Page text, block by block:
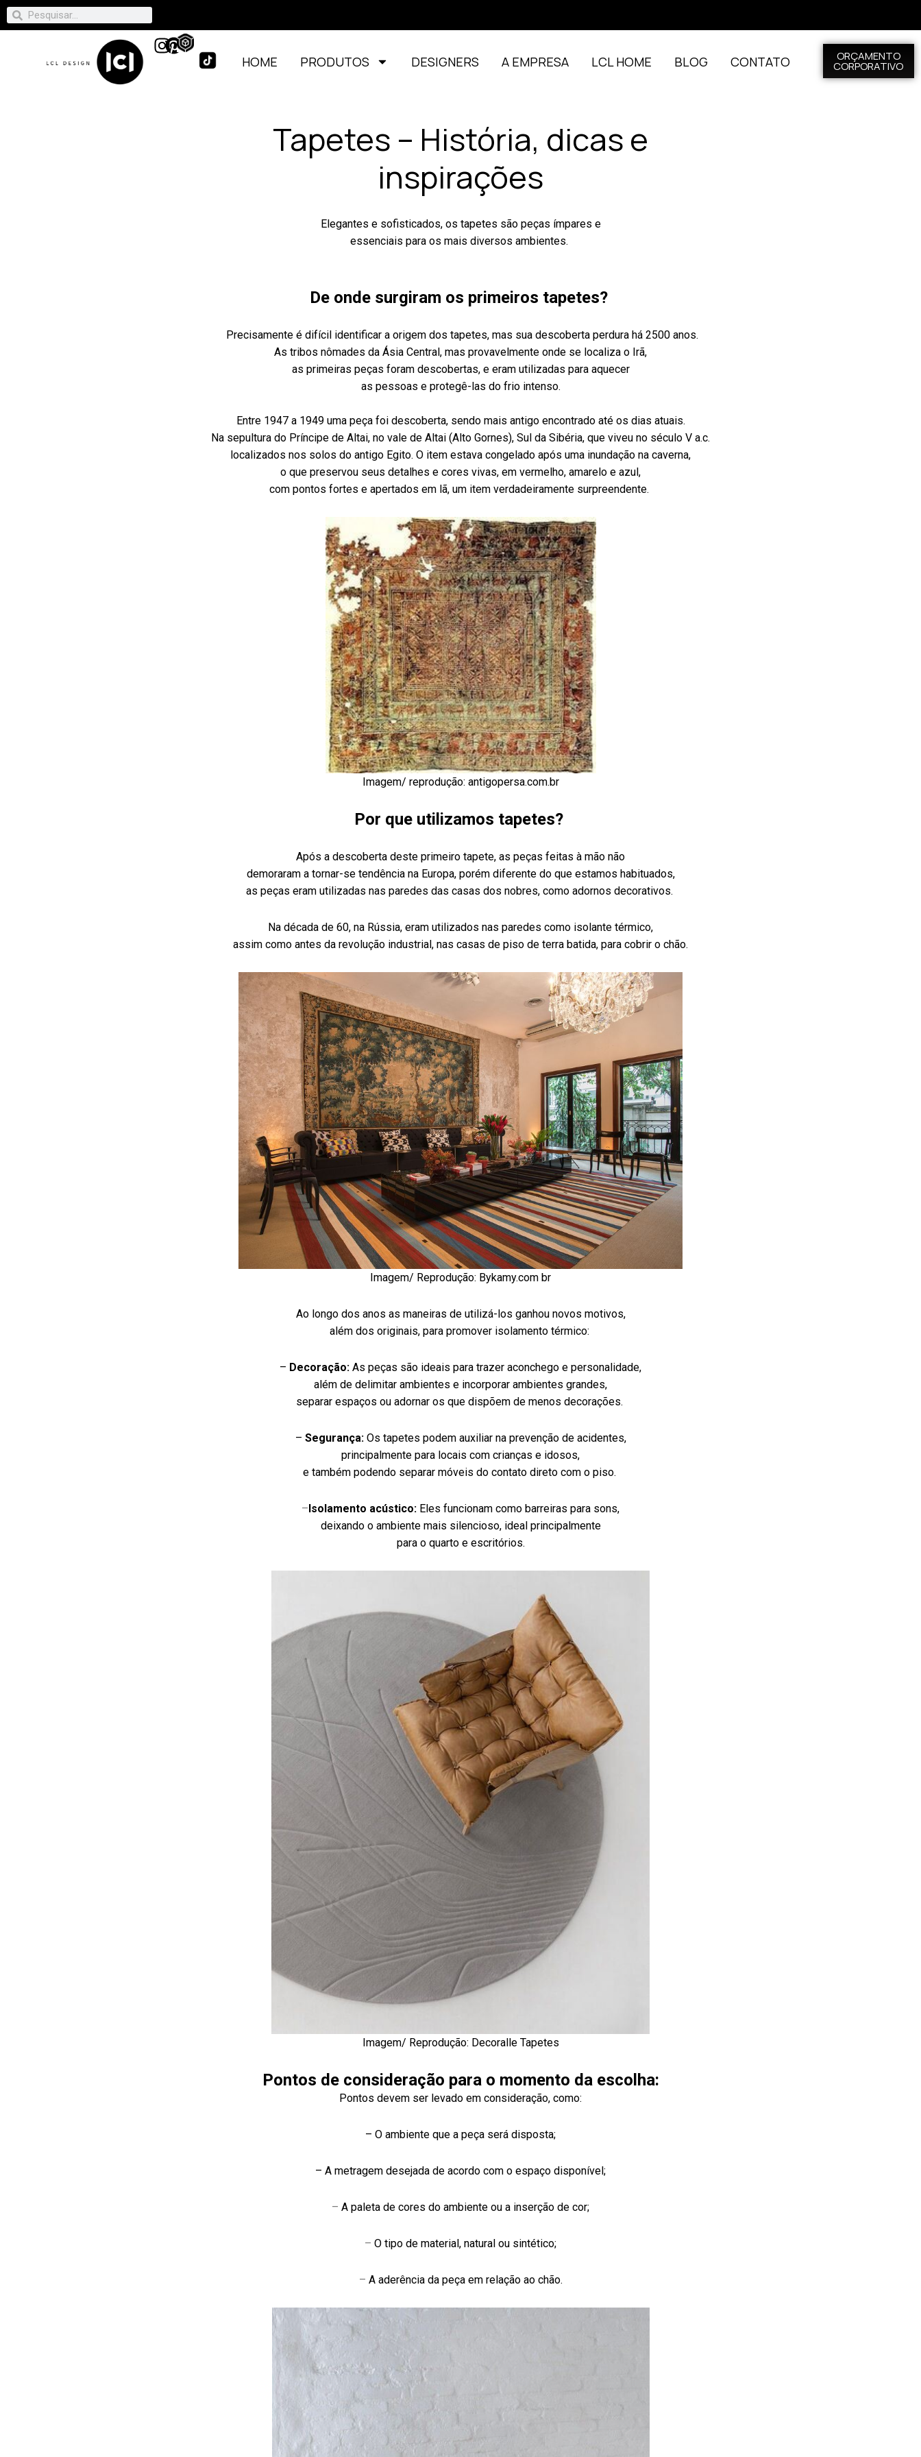
HOME PRODUTOS DESIGNERS A EMPRESA LCL HOME BLOG CONTATO ORÇAMENTO
CORPORATIVO
Tapetes – História, dicas e
inspirações
Elegantes e sofisticados, os tapetes são peças ímpares e
essenciais para os mais diversos ambientes.
De onde surgiram os primeiros tapetes?
Precisamente é difícil identificar a origem dos tapetes, mas sua descoberta perdura há 2500 anos.
As tribos nômades da Ásia Central, mas provavelmente onde se localiza o Irã,
as primeiras peças foram descobertas, e eram utilizadas para aquecer
as pessoas e protegê-las do frio intenso.
Entre 1947 a 1949 uma peça foi descoberta, sendo mais antigo encontrado até os dias atuais.
Na sepultura do Príncipe de Altai, no vale de Altai (Alto Gornes), Sul da Sibéria, que viveu no século V a.c.
localizados nos solos do antigo Egito. O item estava congelado após uma inundação na caverna,
o que preservou seus detalhes e cores vivas, em vermelho, amarelo e azul,
com pontos fortes e apertados em lã, um item verdadeiramente surpreendente.
Imagem/ reprodução: antigopersa.com.br
Por que utilizamos tapetes?
Após a descoberta deste primeiro tapete, as peças feitas à mão não
demoraram a tornar-se tendência na Europa, porém diferente do que estamos habituados,
as peças eram utilizadas nas paredes das casas dos nobres, como adornos decorativos.
Na década de 60, na Rússia, eram utilizados nas paredes como isolante térmico,
assim como antes da revolução industrial, nas casas de piso de terra batida, para cobrir o chão.
Imagem/ Reprodução: Bykamy.com br
Ao longo dos anos as maneiras de utilizá-los ganhou novos motivos,
além dos originais, para promover isolamento térmico:
– Decoração: As peças são ideais para trazer aconchego e personalidade,
além de delimitar ambientes e incorporar ambientes grandes,
separar espaços ou adornar os que dispõem de menos decorações.
– Segurança: Os tapetes podem auxiliar na prevenção de acidentes,
principalmente para locais com crianças e idosos,
e também podendo separar móveis do contato direto com o piso.
–Isolamento acústico: Eles funcionam como barreiras para sons,
deixando o ambiente mais silencioso, ideal principalmente
para o quarto e escritórios.
Imagem/ Reprodução: Decoralle Tapetes
Pontos de consideração para o momento da escolha:
Pontos devem ser levado em consideração, como:
– O ambiente que a peça será disposta;
– A metragem desejada de acordo com o espaço disponível;
– A paleta de cores do ambiente ou a inserção de cor;
– O tipo de material, natural ou sintético;
– A aderência da peça em relação ao chão.